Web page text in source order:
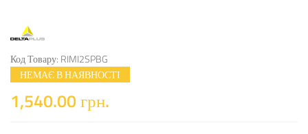
Код Товару: RIMI2SPBG
НЕМАЄ В НАЯВНОСТІ
1,540.00 грн.